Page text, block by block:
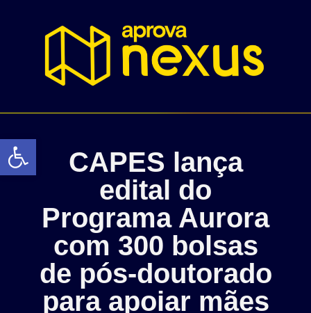
Abrir a barra de ferramentas
CAPES lança
edital do
Programa Aurora
com 300 bolsas
de pós-doutorado
para apoiar mães